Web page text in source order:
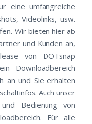
eine umfangreiche
Videolinks, usw.
Wir bieten hier ab
und Kunden an,
von DOTsnap
Downloadbereich
an und Sie erhalten
Auch unser
Bedienung von
Für alle